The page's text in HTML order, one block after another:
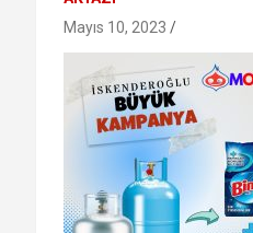
Mayıs 10, 2023